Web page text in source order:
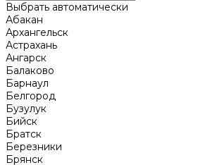
Выбрать автоматически
Абакан
Архангельск
Астрахань
Ангарск
Балаково
Барнаул
Белгород
Бузулук
Бийск
Братск
Березники
Брянск